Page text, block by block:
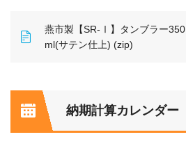
燕市製【SR-Ⅰ】タンブラー350
ml(サテン仕上) (zip)
納期計算カレンダー